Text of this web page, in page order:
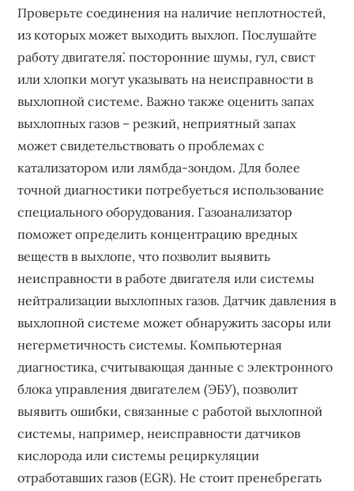
Проверьте соединения на наличие неплотностей,
из которых может выходить выхлоп. Послушайте
работу двигателя⁚ посторонние шумы, гул, свист
или хлопки могут указывать на неисправности в
выхлопной системе. Важно также оценить запах
выхлопных газов – резкий, неприятный запах
может свидетельствовать о проблемах с
катализатором или лямбда-зондом. Для более
точной диагностики потребуеться использование
специального оборудования. Газоанализатор
поможет определить концентрацию вредных
веществ в выхлопе, что позволит выявить
неисправности в работе двигателя или системы
нейтрализации выхлопных газов. Датчик давления в
выхлопной системе может обнаружить засоры или
негерметичность системы. Компьютерная
диагностика, считывающая данные с электронного
блока управления двигателем (ЭБУ), позволит
выявить ошибки, связанные с работой выхлопной
системы, например, неисправности датчиков
кислорода или системы рециркуляции
отработавших газов (EGR). Не стоит пренебрегать